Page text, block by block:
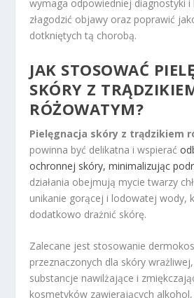
wymaga odpowiedniej diagnostyki i
złagodzić objawy oraz poprawić
dotkniętych tą chorobą.
JAK STOSOWAĆ
SKÓRY Z
RÓŻOWATYM?
Pielęgnacja skóry z trądzikiem
powinna być delikatna i wspierać
ochronnej skóry, minimalizując
działania obejmują mycie twarzy
unikanie gorącej i lodowatej wody,
dodatkowo drażnić skórę.
Zalecane jest stosowanie
przeznaczonych dla skóry
substancje nawilżające i
kosmetyków zawierających